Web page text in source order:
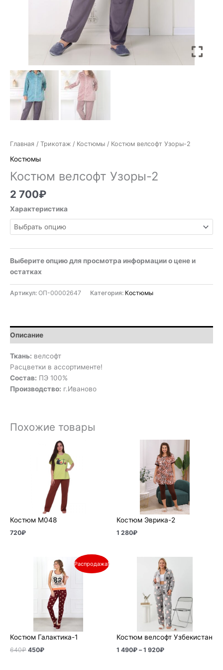
Главная / Трикотаж / Костюмы / Костюм велсофт Узоры-2
Костюмы
Костюм велсофт Узоры-2
2 700₽
Характеристика
Выберите опцию для просмотра информации о цене и
остатках
Артикул: ОП-00002647 Категория: Костюмы
Описание
Ткань: велсофт
Расцветки в ассортименте!
Состав: ПЭ 100%
Производство: г.Иваново
Похожие товары
Костюм М048
720₽
Костюм Эврика-2
1 280₽
Распродажа!
Костюм Галактика-1
640₽
Первоначальная
составляла
450₽
Текущая
цена:
450₽.
Костюм велсофт Узбекистан
1 490₽ – 1 920₽
Диапазон
цен:
1
490₽
–
1
920₽